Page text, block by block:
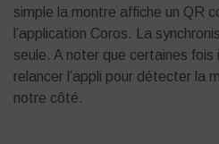
simple la montre affiche un QR
l’application Coros. La
seule. A noter que certaines fois
relancer l’appli pour détecter la
notre côté.